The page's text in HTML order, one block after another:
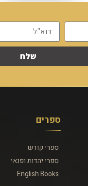
שלח
ספרים
ספרי קודש
ספרי יהדות ופנאי
English Books